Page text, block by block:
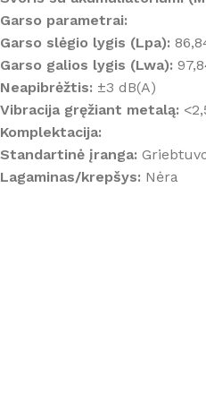
Garso parametrai:
Garso slėgio lygis (Lpa):
Garso galios lygis (Lwa):
Neapibrėžtis: ±3 dB(A)
Vibracija gręžiant metalą:
Komplektacija:
Standartinė įranga:
Lagaminas/krepšys: Nėra